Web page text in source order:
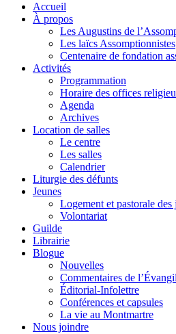
Accueil
À propos
Les Augustins de
Les laïcs Assomptionnistes
Centenaire de fondation
Activités
Programmation
Horaire des offices
Agenda
Archives
Location de salles
Le centre
Les salles
Calendrier
Liturgie des défunts
Jeunes
Logement et pastorale des
Volontariat
Guilde
Librairie
Blogue
Nouvelles
Commentaires de
Éditorial-Infolettre
Conférences et capsules
La vie au Montmartre
Nous joindre